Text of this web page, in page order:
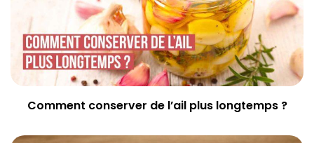
Comment conserver de l’ail plus longtemps ?